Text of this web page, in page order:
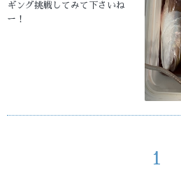
ギング挑戦してみて下さいね
ー！
1